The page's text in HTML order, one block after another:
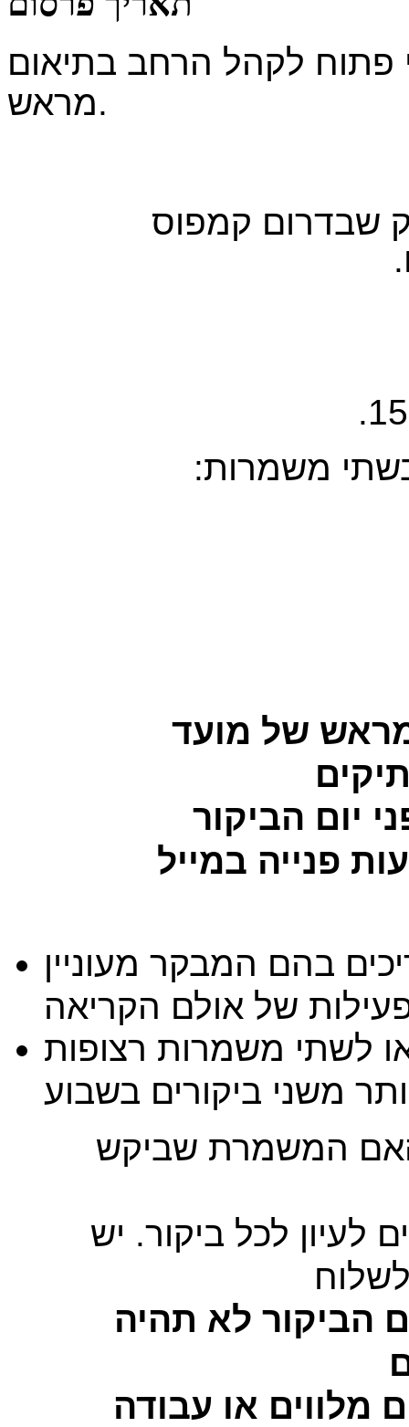
פתוח לקהל הרחב בתיאום
מראש.
שבדרום קמפוס
​.
משמרות:
מראש של מועד
יום הביקור
פנייה במייל
בהם המבקר מעוניין
לשתי משמרות רצופות
מראש עד 20 תיקים לעיון לכל ביקור. יש
הביקור לא תהיה
או עבודה